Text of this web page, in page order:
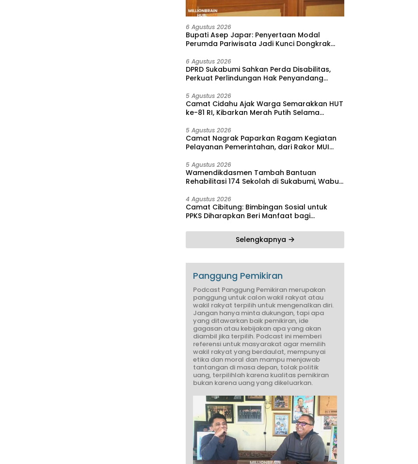
6 Agustus 2026
Bupati Asep Japar: Penyertaan Modal
Perumda Pariwisata Jadi Kunci Dongkrak
6 Agustus 2026
DPRD Sukabumi Sahkan Perda Disabilitas,
Perkuat Perlindungan Hak Penyandang
5 Agustus 2026
Camat Cidahu Ajak Warga Semarakkan HUT
ke-81 RI, Kibarkan Merah Putih Selama
5 Agustus 2026
Camat Nagrak Paparkan Ragam Kegiatan
Pelayanan Pemerintahan, dari Rakor MUI
5 Agustus 2026
Wamendikdasmen Tambah Bantuan
Rehabilitasi 174 Sekolah di Sukabumi, Wabup
Pendidikan
4 Agustus 2026
Camat Cibitung: Bimbingan Sosial untuk
PPKS Diharapkan Beri Manfaat bagi
Selengkapnya
Panggung Pemikiran
Podcast Panggung Pemikiran merupakan
panggung untuk calon wakil rakyat atau
wakil rakyat terpilih untuk mengenalkan diri.
Jangan hanya minta dukungan, tapi apa
yang ditawarkan baik pemikiran, ide
gagasan atau kebijakan apa yang akan
diambil jika terpilih. Podcast ini memberi
referensi untuk masyarakat agar memilih
wakil rakyat yang berdaulat, mempunyai
etika dan moral dan mampu menjawab
tantangan di masa depan, tolak politik
uang, terpilihlah karena kualitas pemikiran
bukan karena uang yang dikeluarkan.